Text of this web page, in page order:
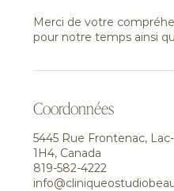
Merci de votre
pour notre temps ainsi
Coordonnées
5445 Rue Frontenac,
1H4, Canada
819-582-4222